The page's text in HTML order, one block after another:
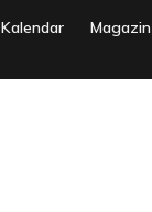
Kalendar Magazin